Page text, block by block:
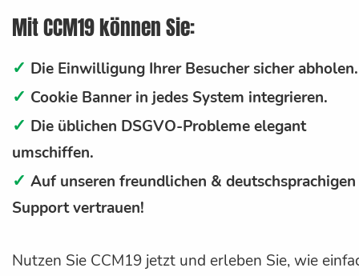
Mit CCM19 können Sie:
✓ Die Einwilligung Ihrer Besucher sicher abholen.
✓ Cookie Banner in jedes System integrieren.
✓ Die üblichen DSGVO-Probleme elegant
umschiffen.
✓ Auf unseren freundlichen & deutschsprachigen
Support vertrauen!
Nutzen Sie CCM19 jetzt und erleben Sie, wie